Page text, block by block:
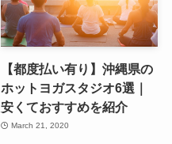
【都度払い有り】沖縄県の
ホットヨガスタジオ6選｜
安くておすすめを紹介
March 21, 2020